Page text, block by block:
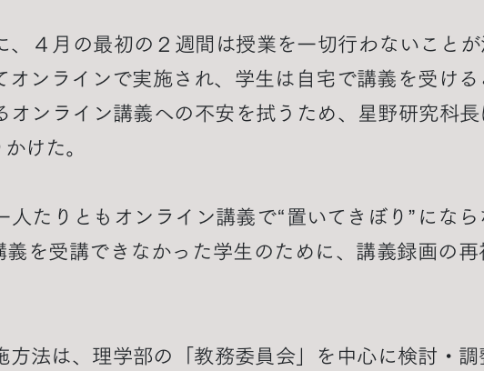
４月の最初の２週間は授業を一切行わないこと
ンラインで実施され、学生は自宅で講義を受ける
ンライン講義への不安を拭うため、星野研究科
けた。
人たりともオンライン講義で“置いてきぼり”になら
を受講できなかった学生のために、講義録画の
法は、理学部の「教務委員会」を中心に検討・